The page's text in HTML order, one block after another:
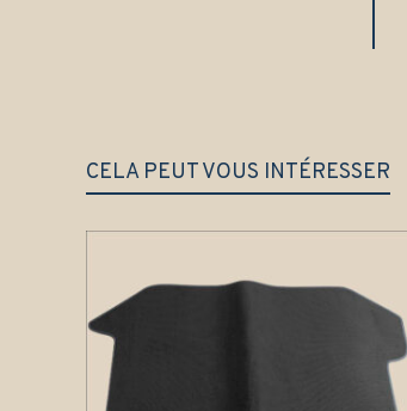
CELA PEUT VOUS INTÉRESSER